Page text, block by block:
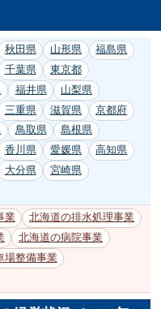
秋田県 山形県
福島県
千葉県
東京都
福井県
山梨県
三重県 滋賀県
京都府
鳥取県
島根県
香川県 愛媛県
高知県
大分県
宮崎県
業
北海道の排水処理事業
北海道の病院事業
場整備事業